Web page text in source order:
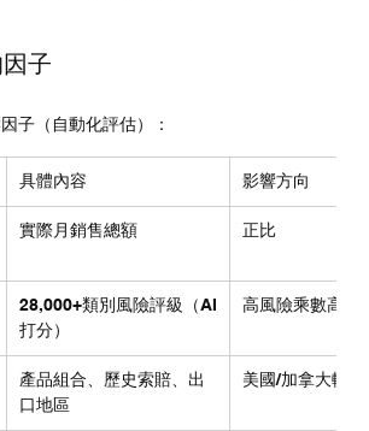
子
子（自動化評估）：
具體內容 影響方向
實際月銷售總額 正比
28,000+類別風險評級（AI
打分）
高風險乘數高
產品組合、歷史索賠、出
口地區
美國/加拿大較高